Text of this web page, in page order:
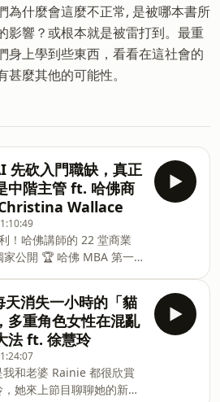
為什麼會這麼不正常, 是被哪本書所
影響？或根本就是被雷打到。最重
身上學到些東西，看看在這社會的
麼其他的可能性。
先砍入門職缺，真正
中階主管 ft. 哈佛商
Wallace
！哈佛講師的 22 堂商業
家公開 🏆 哈佛 MBA 第一
AI 的商業決策者◾️看懂 AI
更新過時的商業框架，避
機協作管理｜導入矽谷都
作流，讓人類與 AI 高效
線性職涯｜用投資組合思
可取代的多重職涯組合
密｜Base44、Lovable 等
天消失一小時的「貓
多重角色女性在混亂
法 ft. 徐慧玲
和老婆 Rainie 都很欣賞
她來上節目聊聊她的新